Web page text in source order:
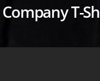
Company T-